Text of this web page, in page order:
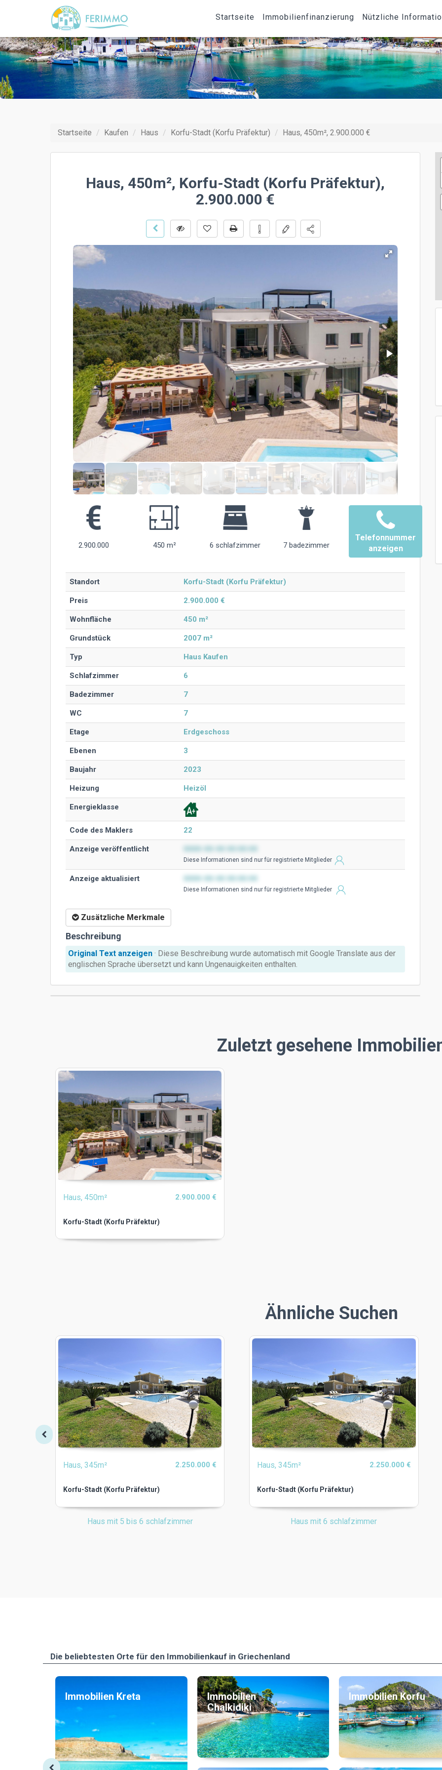
Startseite Immobilienfinanzierung Nützliche
Startseite Kaufen Haus Korfu-Stadt (Korfu Präfektur) Haus, 450m², 2.900.000 €
Haus, 450m², Korfu-Stadt (Korfu Präfektur),
2.900.000 €
2.900.000 450 m² 6 schlafzimmer 7 badezimmer
Telefonnummer
anzeigen
Standort Korfu-Stadt (Korfu Präfektur)
Preis 2.900.000 €
Wohnfläche 450 m²
Grundstück 2007 m²
Typ Haus Kaufen
Schlafzimmer 6
Badezimmer 7
WC 7
Etage Erdgeschoss
Ebenen 3
Baujahr 2023
Heizung Heizöl
Energieklasse
Code des Maklers 22
Anzeige veröffentlicht
Diese Ιnformationen sind nur für registrierte Mitglieder
Anzeige aktualisiert
Diese Ιnformationen sind nur für registrierte Mitglieder
Zusätzliche Merkmale
Beschreibung
Original Text anzeigen · Diese Beschreibung wurde automatisch mit Google Translate aus der
englischen Sprache übersetzt und kann Ungenauigkeiten enthalten.
Zuletzt gesehene
Haus, 450m² 2.900.000 €
Korfu-Stadt (Korfu Präfektur)
Ähnliche Suchen
Haus, 345m² 2.250.000 €
Korfu-Stadt (Korfu Präfektur)
Haus mit 5 bis 6 schlafzimmer
Haus, 345m² 2.250.000 €
Korfu-Stadt (Korfu Präfektur)
Haus mit 6 schlafzimmer
Die beliebtesten Οrte für den Immobilienkauf in Griechenland
Immobilien Kreta
Immobilien
Chalkidiki
Immobilien Korfu